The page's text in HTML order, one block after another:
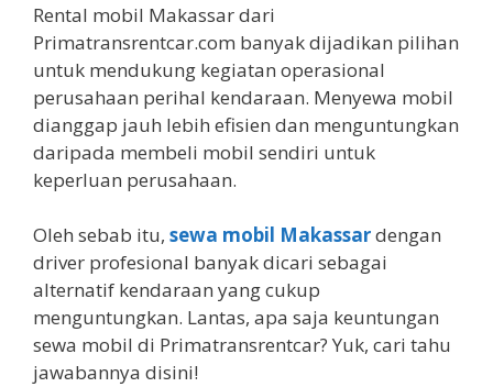
Rental mobil Makassar dari
Primatransrentcar.com banyak dijadikan pilihan
untuk mendukung kegiatan operasional
perusahaan perihal kendaraan. Menyewa mobil
dianggap jauh lebih efisien dan menguntungkan
daripada membeli mobil sendiri untuk
keperluan perusahaan.
Oleh sebab itu, sewa mobil Makassardengan
driver profesional banyak dicari sebagai
alternatif kendaraan yang cukup
menguntungkan. Lantas, apa saja keuntungan
sewa mobil di Primatransrentcar? Yuk, cari tahu
jawabannya disini!